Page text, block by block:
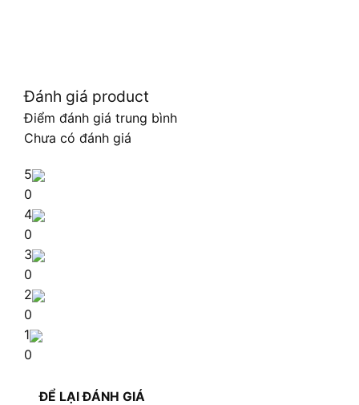
Đánh giá product
Điểm đánh giá trung bình
Chưa có đánh giá
5
0
4
0
3
0
2
0
1
0
ĐỂ LẠI ĐÁNH GIÁ